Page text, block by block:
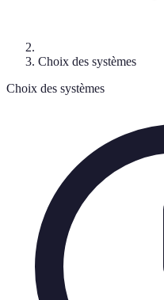
Choix des systèmes
Choix des systèmes